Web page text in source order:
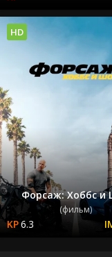
Форсаж: Хоббс и
(фильм)
6.3
HD